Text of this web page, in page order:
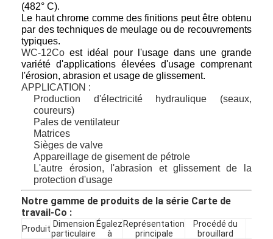
À la maison
Produits
(482° C).
Le haut chrome comme des finitions peut être obtenu
par des techniques de meulage ou de recouvrements
typiques.
WC-12Coest idéal pour l'usage dans une grande
variété d'applications élevées d'usage comprenant
l'érosion, abrasion et usage de glissement.
APPLICATION :
Production d'électricité hydraulique (seaux,
coureurs)
Pales de ventilateur
Matrices
Sièges de valve
Appareillage de gisement de pétrole
L'autre érosion, l'abrasion et glissement de la
protection d'usage
Notre gamme de produits de la série Carte de
travail-Co :
Produit Dimension
particulaire
Égalez
à
Représentation
principale
Procédé du
brouillard